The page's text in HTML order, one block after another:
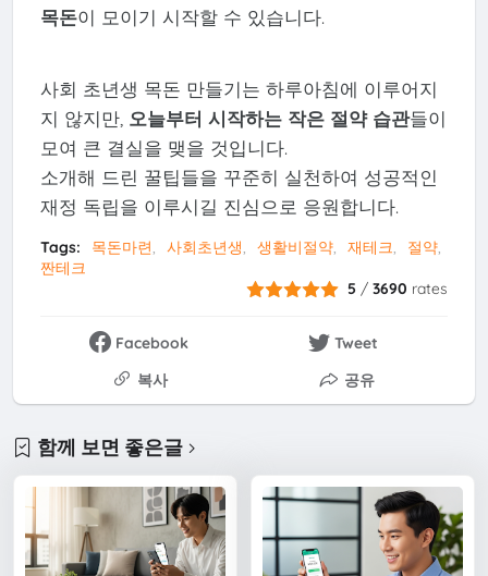
목돈이 모이기 시작할 수 있습니다.
사회 초년생 목돈 만들기는 하루아침에 이루어지
지 않지만, 오늘부터 시작하는 작은 절약 습관들이
모여 큰 결실을 맺을 것입니다.
소개해 드린 꿀팁들을 꾸준히 실천하여 성공적인
재정 독립을 이루시길 진심으로 응원합니다.
Tags: 목돈마련 사회초년생 생활비절약 재테크
절약
짠테크
5 /3690 rates
Facebook
Tweet
복사
공유
함께 보면 좋은글